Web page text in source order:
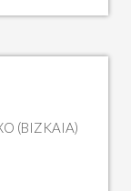
(BIZKAIA)